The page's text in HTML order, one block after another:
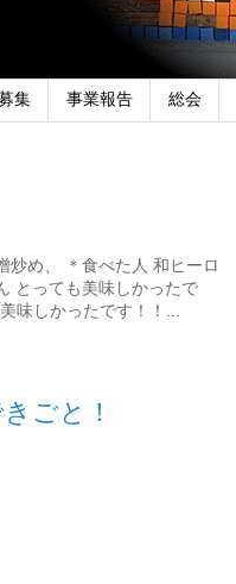
集 事業報告 総会
炒め、 ＊食べた人 和ヒーロ
とっても美味しかったで
味しかったです！！...
ごと！